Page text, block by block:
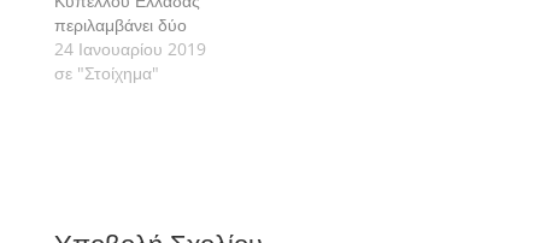
περιλαμβάνει δύο
αγώνες με τους
οποίους
24 Ιανουαρίου 2019
σε "Στοίχημα"